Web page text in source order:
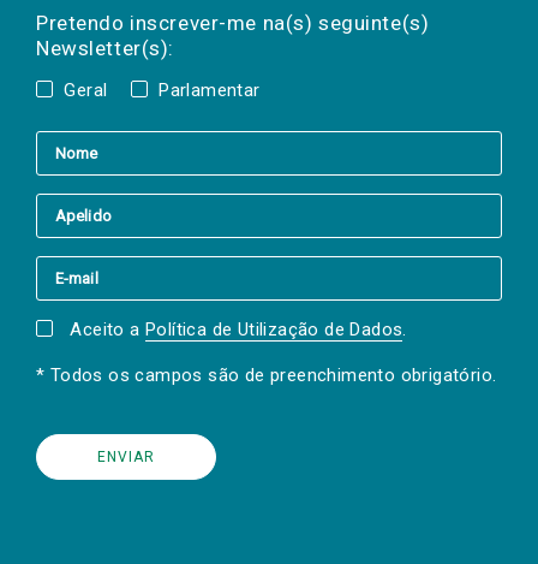
Pretendo inscrever-me na(s) seguinte(s)
Newsletter(s):
Geral Parlamentar
a(s) newsletter(s).
mail
Aceito a Política de Utilização de Dados.
* Todos os campos são de preenchimento obrigatório.